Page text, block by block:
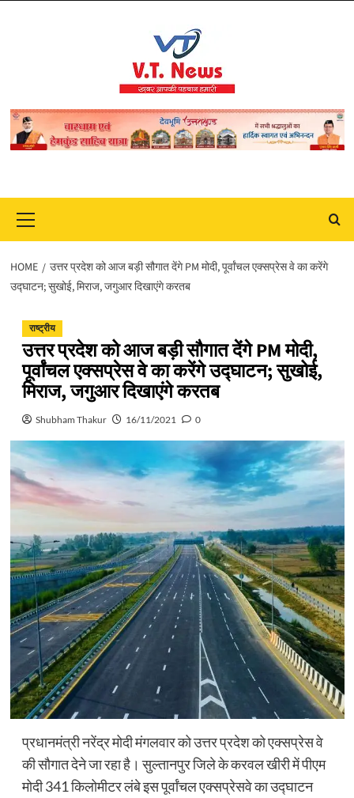
Menu
HOME
उत्तर प्रदेश को आज बड़ी सौगात देंगे PM मोदी, पूर्वांचल एक्सप्रेस वे का करेंगे
उद्घाटन; सुखोई, मिराज, जगुआर दिखाएंगे करतब
राष्ट्रीय
उत्तर प्रदेश को आज बड़ी सौगात देंगे PM मोदी,
पूर्वांचल एक्सप्रेस वे का करेंगे उद्घाटन; सुखोई,
मिराज, जगुआर दिखाएंगे करतब
Shubham Thakur 16/11/2021 0
प्रधानमंत्री नरेंद्र मोदी मंगलवार को उत्तर प्रदेश को एक्सप्रेस वे
की सौगात देने जा रहा है। सुल्तानपुर जिले के करवल खीरी में पीएम
मोदी 341 किलोमीटर लंबे इस पूर्वांचल एक्सप्रेसवे का उद्घाटन